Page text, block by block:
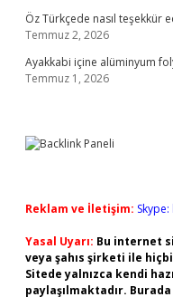
Öz Türkçede nasıl teşekkür
Temmuz 2, 2026
Ayakkabi içine alüminyum
Temmuz 1, 2026
Reklam ve İletişim:
Yasal Uyarı: Bu internet
veya şahıs şirketi ile
Sitede yalnızca kendi
paylaşılmaktadır.